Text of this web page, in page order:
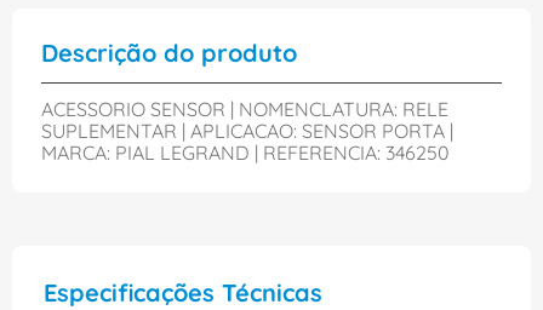
Descrição do produto
ACESSORIO SENSOR | NOMENCLATURA: RELE
SUPLEMENTAR | APLICACAO: SENSOR PORTA |
MARCA: PIAL LEGRAND | REFERENCIA: 346250
Especificações Técnicas